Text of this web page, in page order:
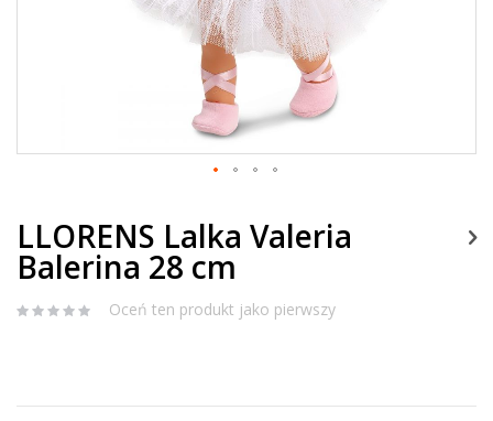
LLORENS Lalka Valeria
Balerina 28 cm
Oceń ten produkt jako pierwszy